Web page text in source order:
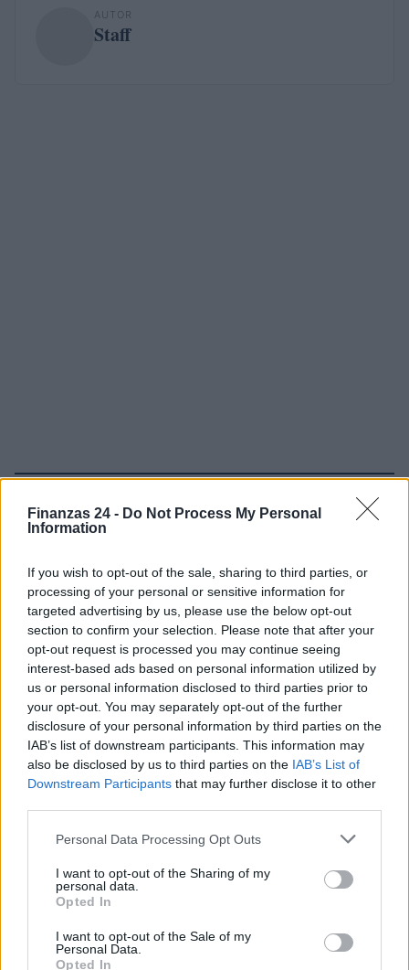
Finanzas 24 - Do Not Process My Personal
Information
If you wish to opt-out of the sale, sharing to third parties, or
processing of your personal or sensitive information for
targeted advertising by us, please use the below opt-out
section to confirm your selection. Please note that after your
opt-out request is processed you may continue seeing
interest-based ads based on personal information utilized by
us or personal information disclosed to third parties prior to
your opt-out. You may separately opt-out of the further
disclosure of your personal information by third parties on the
IAB’s list of downstream participants. This information may
also be disclosed by us to third parties on the IAB’s List of
Downstream Participants that may further disclose it to other
Please note that this website/app uses one or more Google
not limited to your visit or usage behaviour. You may click to
grant or deny consent to Google and its third-party tags to
use your data for below specified purposes in below Google
consent section.
Personal Data Processing Opt Outs
I want to opt-out of the Sharing of my
personal data.
Opted In
I want to opt-out of the Sale of my
Personal Data.
Opted In
AUTOR
Staff
Sigue leyendo
El euro se debilita frente al dólar mientras las criptomonedas
FINANZAS